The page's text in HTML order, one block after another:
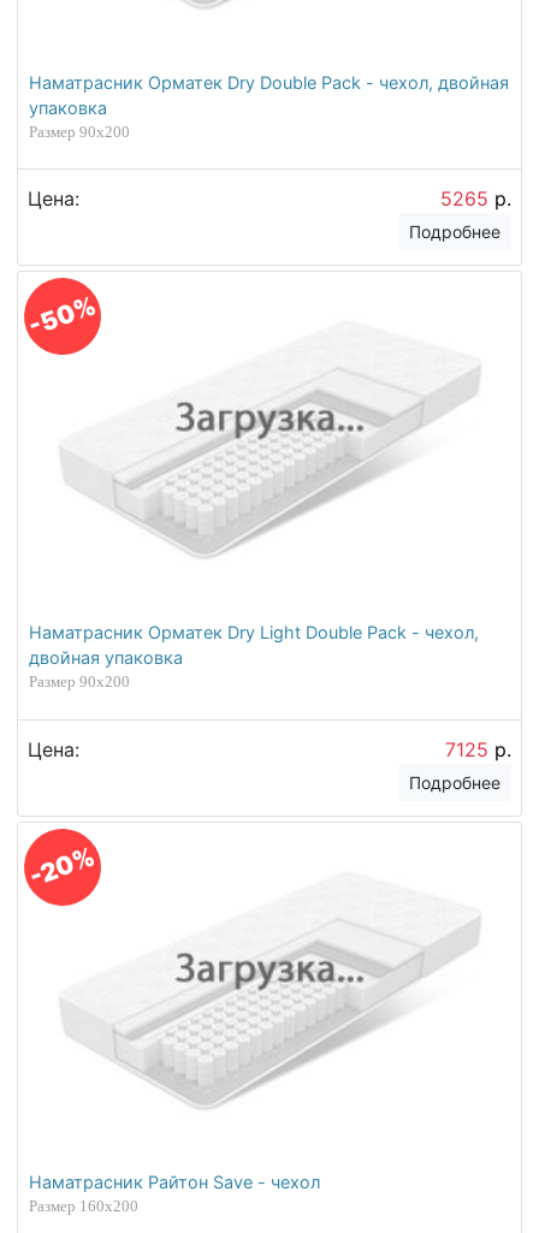
Наталья
Отличный матрас Home Relax, мягкий с
одной стороны, но в меру, в другая сторона
пожеще именно то, что я искала. Сплю
обычно на боку или животе, так вот в этих
В комплект к матрасу заказала наматрасник
Dry, качество приятно порадовало, не шуршит
мягкий. После заказа связались быстро,
девушка оператор приятная, все объяснила.
Доставили бесплатно (Екатеринбург),
достаточно быстро, дней через 10 на
Дата отзыва: 03.02.2018
назад и только сейчас дошли руки написать
отзыв. Так как на днях дозаказывали еще
привезли как оговаривали. ИТАК: Кровать 80-
190 см со стороны самая обычная кровать, но
мы выбирали кровать максимально простую.
Без кучи краски и декоративных элементов, я
не доверяю всему этому. Я за натуральность.
Кровать из сосны приятно удивила за год нет
ни ни трещин, ни вмятин, прочная, болты не
разболтались. За все время я не пожалела о
своем выборе. Смотрится очень нежно,
ничего лишнего. Собирал муж сам,
собирается очень легко. Высота кровати
очень удобная, без труда можно убираться,
ничего не мешает. Покупали с детским
матрасом Kids Dream и с наматрасником DRY
приятный на ощупь, чувствуется хлопок, влагу
и правда не пропускает. Что касается